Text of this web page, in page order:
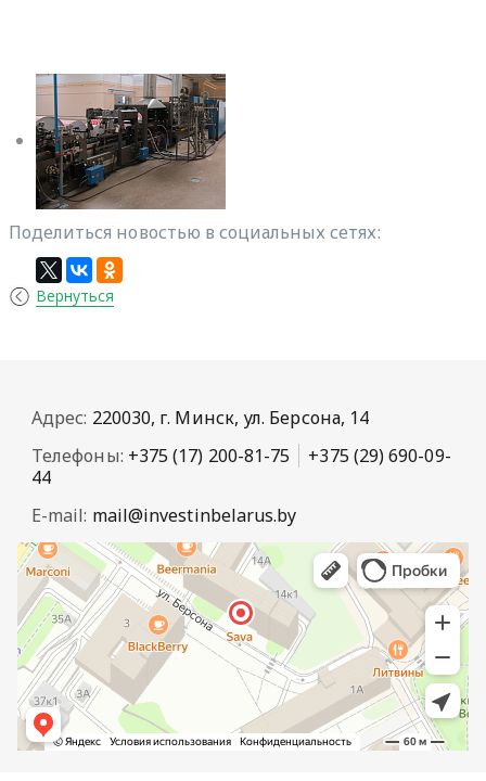
Поделиться новостью в социальных сетях:
Вернуться
Адрес: 220030, г. Минск, ул. Берсона, 14
Телефоны: +375 (17) 200-81-75
+375 (29) 690-09-
44
E-mail: mail@investinbelarus.by